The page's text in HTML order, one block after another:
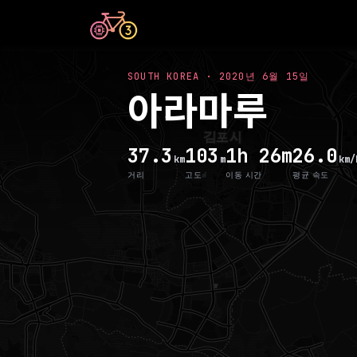
SOUTH KOREA · 2020년 6월 15일
아라마루
37.3 km
거리
103 m
고도
1h 26m
이동 시간
26.0
평균 속도